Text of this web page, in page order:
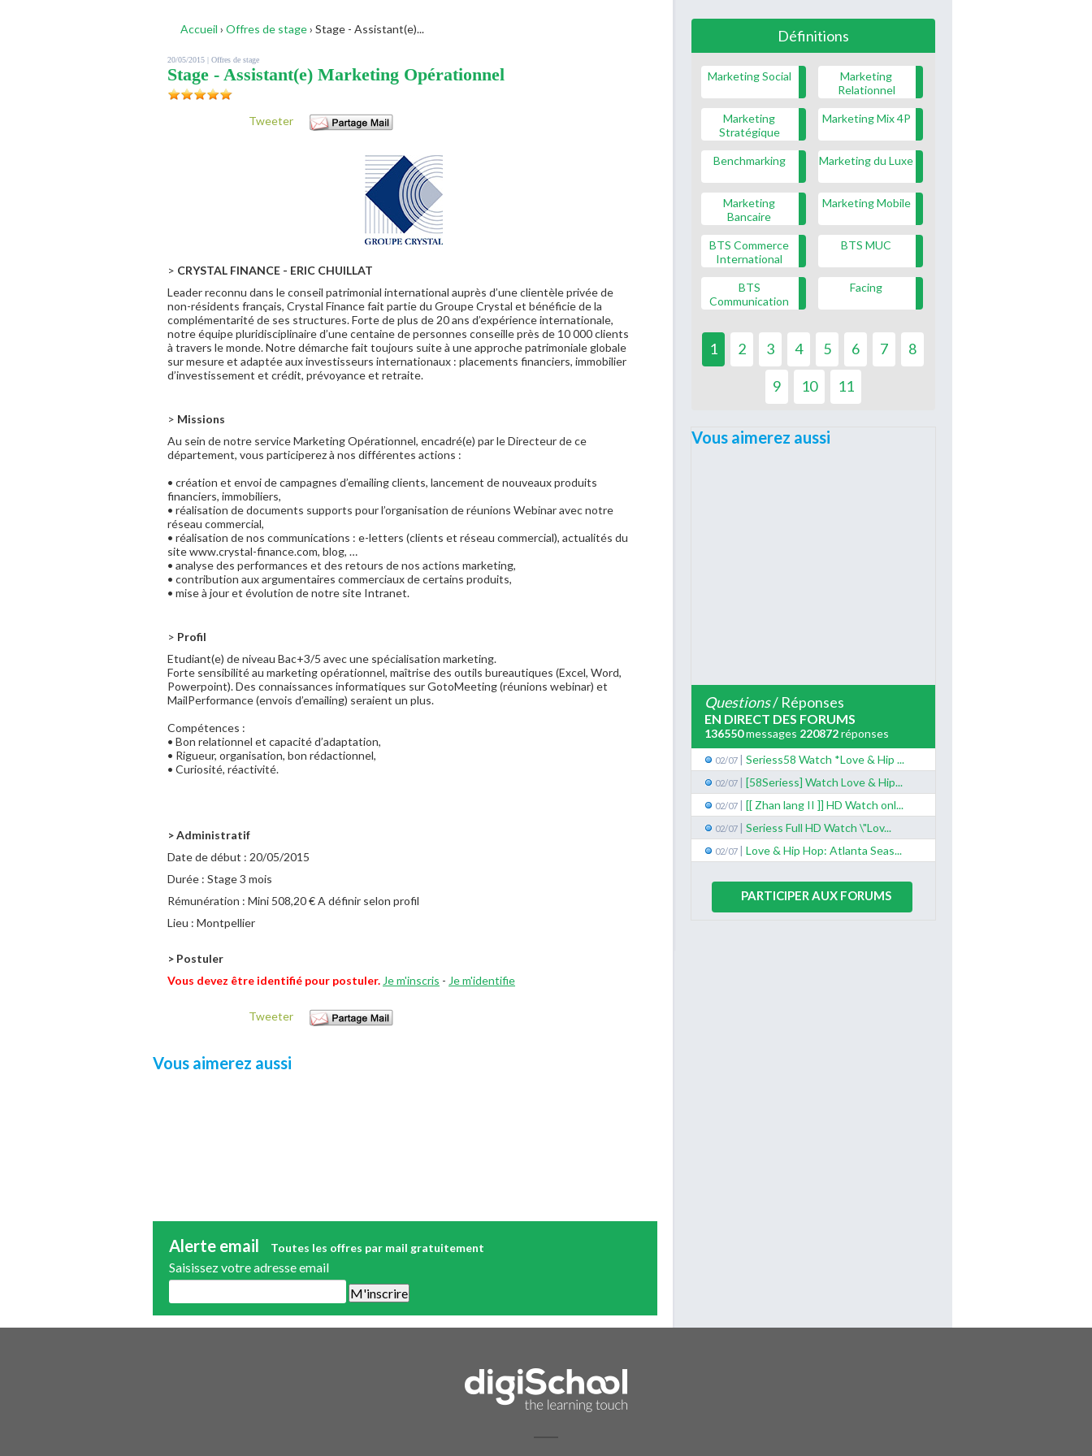
Accueil › Offres de stage› Stage - Assistant(e)...
20/05/2015 | Offres de stage
Stage - Assistant(e) Marketing Opérationnel
Tweeter
> CRYSTAL FINANCE - ERIC CHUILLAT
Leader reconnu dans le conseil patrimonial international auprès d’une clientèle privée de
non-résidents français, Crystal Finance fait partie du Groupe Crystal et bénéficie de la
complémentarité de ses structures. Forte de plus de 20 ans d’expérience internationale,
notre équipe pluridisciplinaire d’une centaine de personnes conseille près de 10 000 clients
à travers le monde. Notre démarche fait toujours suite à une approche patrimoniale globale
sur mesure et adaptée aux investisseurs internationaux : placements financiers, immobilier
d’investissement et crédit, prévoyance et retraite.
> Missions
Au sein de notre service Marketing Opérationnel, encadré(e) par le Directeur de ce
département, vous participerez à nos différentes actions :
• création et envoi de campagnes d’emailing clients, lancement de nouveaux produits
financiers, immobiliers,
• réalisation de documents supports pour l’organisation de réunions Webinar avec notre
réseau commercial,
• réalisation de nos communications : e-letters (clients et réseau commercial), actualités du
site www.crystal-finance.com, blog, …
• analyse des performances et des retours de nos actions marketing,
• contribution aux argumentaires commerciaux de certains produits,
• mise à jour et évolution de notre site Intranet.
> Profil
Etudiant(e) de niveau Bac+3/5 avec une spécialisation marketing.
Forte sensibilité au marketing opérationnel, maîtrise des outils bureautiques (Excel, Word,
Powerpoint). Des connaissances informatiques sur GotoMeeting (réunions webinar) et
MailPerformance (envois d’emailing) seraient un plus.
Compétences :
• Bon relationnel et capacité d’adaptation,
• Rigueur, organisation, bon rédactionnel,
• Curiosité, réactivité.
> Administratif
Date de début : 20/05/2015
Durée : Stage 3 mois
Rémunération : Mini 508,20 € A définir selon profil
Lieu : Montpellier
> Postuler
Vous devez être identifié pour postuler. Je m'inscris - Je m'identifie
Tweeter
Vous aimerez aussi
Alerte email Toutes les offres par mail gratuitement
Saisissez votre adresse email
Une alerte mail par semaine maximum. Vous pourrez vous désinscrire facilement. Aucune
Définitions
Marketing Social
Marketing
Relationnel
Marketing
Stratégique
Marketing Mix 4P
Benchmarking Marketing du Luxe
Marketing
Bancaire
Marketing Mobile
BTS Commerce
International
BTS MUC
BTS
Communication
Facing
1 2 3 4 5 6 7 8
9 10 11
Vous aimerez aussi
Questions/ Réponses
EN DIRECT DES FORUMS
136550messages 220872réponses
02/07 | Seriess58 Watch *Love & Hip ...
02/07 | [58Seriess] Watch Love & Hip...
02/07 | [[ Zhan lang II ]] HD Watch onl...
02/07 | Seriess Full HD Watch \"Lov...
02/07 | Love & Hip Hop: Atlanta Seas...
PARTICIPER AUX FORUMS